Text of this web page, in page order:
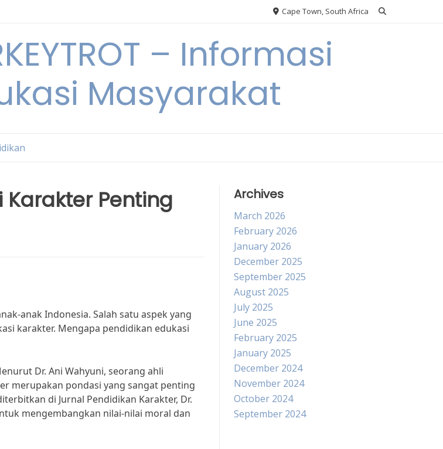
Cape Town, South Africa
– Informasi
Masyarakat
Penting
anak Indonesia. Salah satu aspek yang
karakter. Mengapa pendidikan edukasi
Dr. Ani Wahyuni, seorang ahli
merupakan pondasi yang sangat penting
di Jurnal Pendidikan Karakter, Dr.
mengembangkan nilai-nilai moral dan
Archives
March 2026
February 2026
January 2026
December 2025
September 2025
August 2025
July 2025
June 2025
February 2025
January 2025
December 2024
November 2024
October 2024
September 2024